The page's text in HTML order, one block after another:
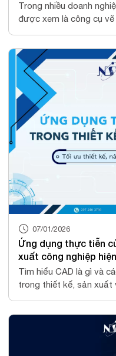
Trong nhiều doanh
được xem là công cụ vẽ
07/01/2026
Ứng dụng thực tiễn
xuất công nghiệp
Tìm hiểu CAD là gì và
trong thiết kế, sản xuất